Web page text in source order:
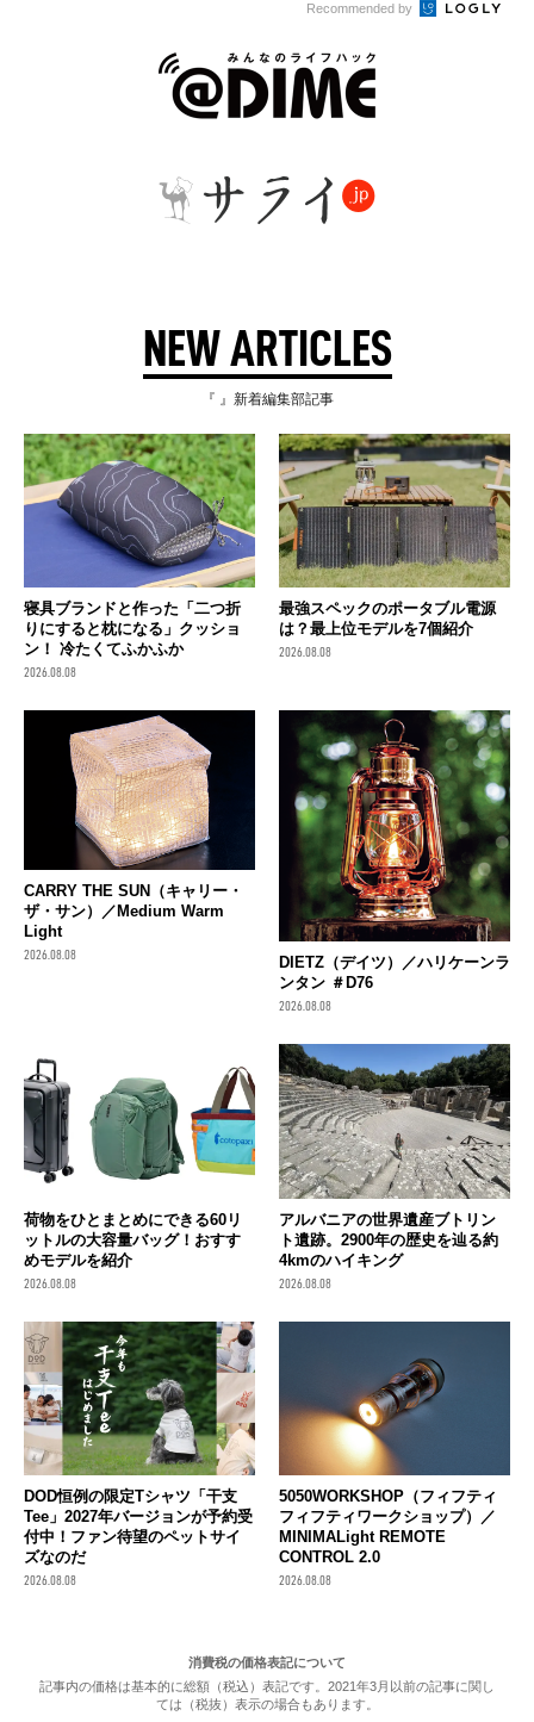
Recommended by
NEW ARTICLES
『 』新着編集部記事
寝具ブランドと作った「二つ折
りにすると枕になる」クッショ
ン！ 冷たくてふかふか
2026.08.08
最強スペックのポータブル電源
は？最上位モデルを7個紹介
2026.08.08
CARRY THE SUN（キャリー・
ザ・サン）／Medium Warm
Light
2026.08.08
DIETZ（デイツ）／ハリケーンラ
ンタン ＃D76
2026.08.08
荷物をひとまとめにできる60リ
ットルの大容量バッグ！おすす
めモデルを紹介
2026.08.08
アルバニアの世界遺産ブトリン
ト遺跡。2900年の歴史を辿る約
4kmのハイキング
2026.08.08
DOD恒例の限定Tシャツ「干支
Tee」2027年バージョンが予約受
付中！ファン待望のペットサイ
ズなのだ
2026.08.08
5050WORKSHOP（フィフティ
フィフティワークショップ）／
MINIMALight REMOTE
CONTROL 2.0
2026.08.08
消費税の価格表記について
記事内の価格は基本的に総額（税込）表記です。2021年3月以前の記事に関し
ては（税抜）表示の場合もあります。